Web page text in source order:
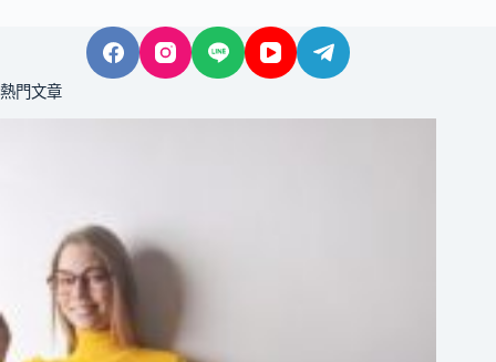
熱門文章